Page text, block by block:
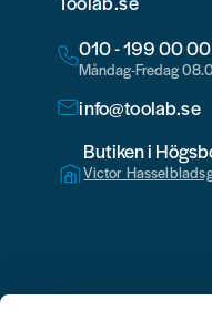
010 - 199 00 00
Måndag-Fredag
info@toolab.se
Butiken i
Victor